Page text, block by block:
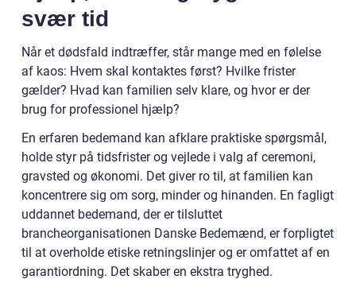
svær tid
Når et dødsfald indtræffer, står mange med en følelse
af kaos: Hvem skal kontaktes først? Hvilke frister
gælder? Hvad kan familien selv klare, og hvor er der
brug for professionel hjælp?
En erfaren bedemand kan afklare praktiske spørgsmål,
holde styr på tidsfrister og vejlede i valg af ceremoni,
gravsted og økonomi. Det giver ro til, at familien kan
koncentrere sig om sorg, minder og hinanden. En fagligt
uddannet bedemand, der er tilsluttet
brancheorganisationen Danske Bedemænd, er forpligtet
til at overholde etiske retningslinjer og er omfattet af en
garantiordning. Det skaber en ekstra tryghed.